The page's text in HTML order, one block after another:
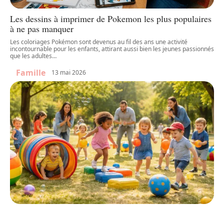
Les dessins à imprimer de Pokemon les plus populaires
à ne pas manquer
Les coloriages Pokémon sont devenus au fil des ans une activité
incontournable pour les enfants, attirant aussi bien les jeunes passionnés
que les adultes…
Famille 13 mai 2026